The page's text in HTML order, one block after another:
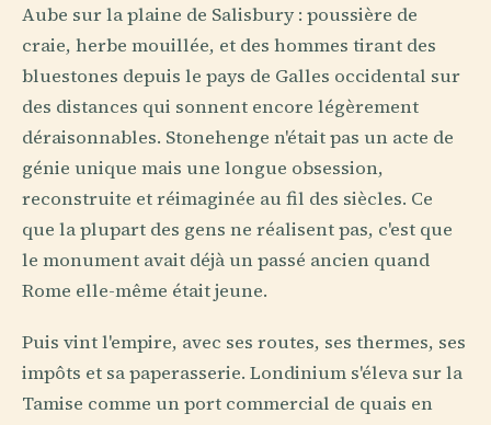
Aube sur la plaine de Salisbury : poussière de
craie, herbe mouillée, et des hommes tirant des
bluestones depuis le pays de Galles occidental sur
des distances qui sonnent encore légèrement
déraisonnables. Stonehenge n'était pas un acte de
génie unique mais une longue obsession,
reconstruite et réimaginée au fil des siècles. Ce
que la plupart des gens ne réalisent pas, c'est que
le monument avait déjà un passé ancien quand
Rome elle-même était jeune.
Puis vint l'empire, avec ses routes, ses thermes, ses
impôts et sa paperasserie. Londinium s'éleva sur la
Tamise comme un port commercial de quais en